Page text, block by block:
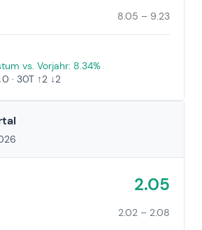
8.05 – 9.23
vs. Vorjahr: 8.34%
· 30T ↑2 ↓2
2.05
2.02 – 2.08